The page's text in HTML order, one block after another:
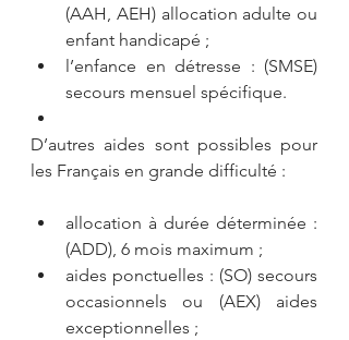
(AAH, AEH) allocation adulte ou
enfant handicapé ;
l’enfance en détresse : (SMSE)
secours mensuel spécifique.
D’autres aides sont possibles pour
les Français en grande difficulté :
allocation à durée déterminée :
(ADD), 6 mois maximum ;
aides ponctuelles : (SO) secours
occasionnels ou (AEX) aides
exceptionnelles ;